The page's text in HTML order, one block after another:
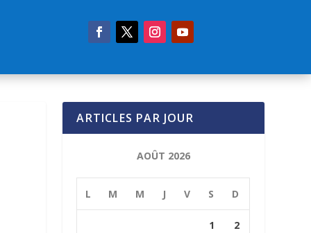
ARTICLES PAR JOUR
AOÛT 2026
L M M J V S D
1 2